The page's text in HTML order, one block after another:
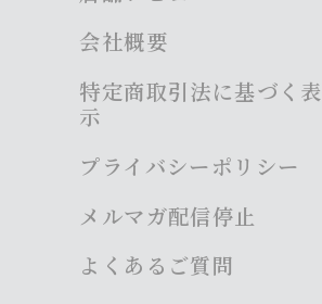
会社概要
特定商取引法に基づく表
示
プライバシーポリシー
メルマガ配信停止
よくあるご質問